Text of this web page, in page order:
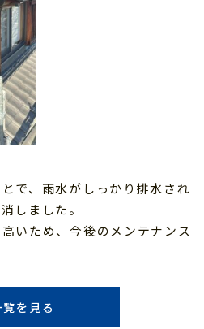
で、雨水がしっかり排水され
しました。
いため、今後のメンテナンス
覧を見る